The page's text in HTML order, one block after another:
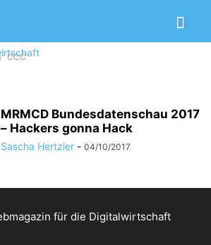
CCC
MRMCD Bundesdatenschau 2017
– Hackers gonna Hack
Sascha Hertzler - 04/10/2017